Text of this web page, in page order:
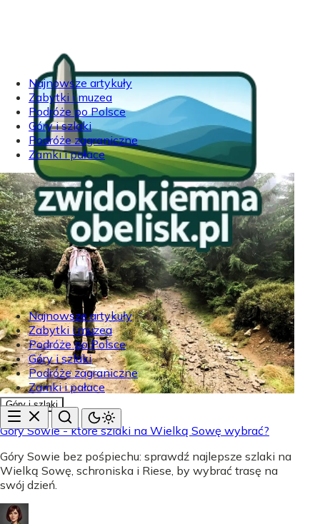
Najnowsze artykuły
Zabytki i muzea
Podróże po Polsce
Góry i szlaki
Podróże zagraniczne
Zamki i pałace
Najnowsze artykuły
Zabytki i muzea
Podróże po Polsce
Góry i szlaki
Podróże zagraniczne
Zamki i pałace
Góry i szlaki
Góry Sowie - które szlaki na Wielką Sowę wybrać?
Góry Sowie bez pośpiechu: sprawdź najlepsze szlaki na
Wielką Sowę, schroniska i Riese, by wybrać trasę na
swój dzień.